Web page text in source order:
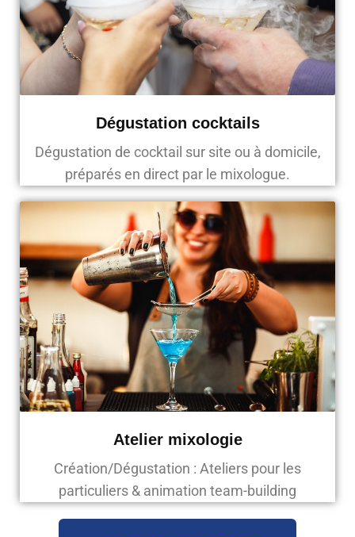
Dégustation cocktails
Dégustation de cocktail sur site ou à domicile,
préparés en direct par le mixologue.
Atelier mixologie
Création/Dégustation : Ateliers pour les
particuliers & animation team-building